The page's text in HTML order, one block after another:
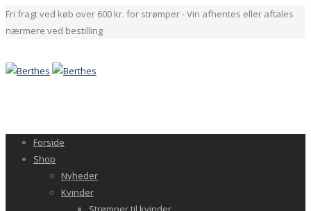
Fri fragt ved køb over 600 kr. for strømper - Vin afhentes eller aftales
nærmere ved bestilling
Forside
Shop
Nyheder
Kvinder